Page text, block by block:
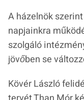
A házelnök
napjainkra
szolgáló
jövőben se
Kövér László